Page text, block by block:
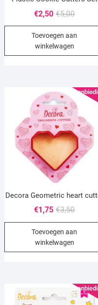
€5,00
prijs
was:
€2,50
Huidige
prijs
is:
Toevoegen aan
winkelwagen
Decora Geometric heart
€3,50
prijs
was:
€1,75
Huidige
prijs
is:
Toevoegen aan
winkelwagen